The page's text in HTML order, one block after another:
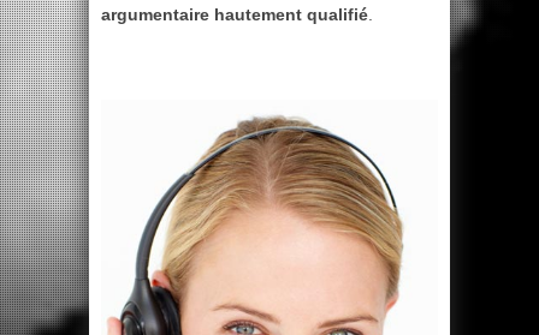
argumentaire hautement qualifié